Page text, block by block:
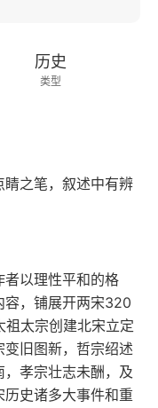
历史
类型
2021-09-01
发行日期
之笔，叙述中有辨
以理性平和的格
容，铺展开两宋320
祖太宗创建北宋立定
旧图新，哲宗绍述
孝宗壮志未酬，及
史诸多大事件和重